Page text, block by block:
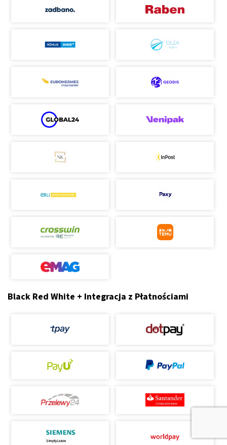
Black Red White + Integracja z Płatnościami